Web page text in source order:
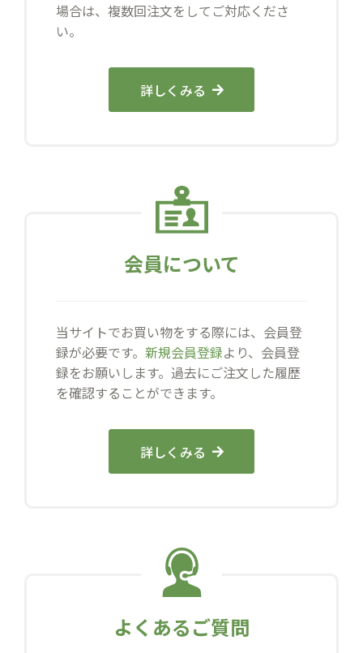
場合は、複数回注文をしてご対応くださ
い。
詳しくみる
会員について
当サイトでお買い物をする際には、会員登
録が必要です。 新規会員登録より、会員登
録をお願いします。過去にご注文した履歴
を確認することができます。
詳しくみる
よくあるご質問